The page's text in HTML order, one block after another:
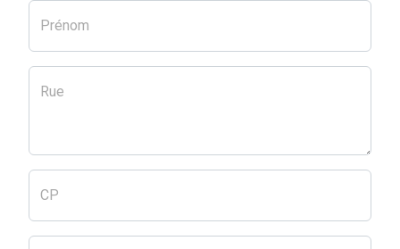
Prénom
Rue
CP